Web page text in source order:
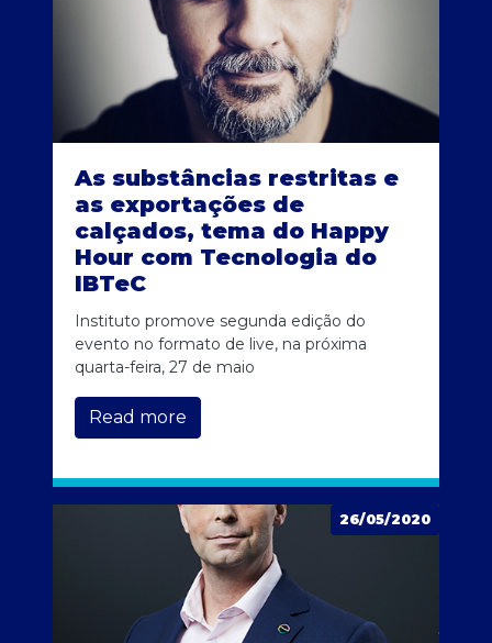
As substâncias restritas e
as exportações de
calçados, tema do Happy
Hour com Tecnologia do
IBTeC
Instituto promove segunda edição do
evento no formato de live, na próxima
quarta-feira, 27 de maio
Read more
26/05/2020